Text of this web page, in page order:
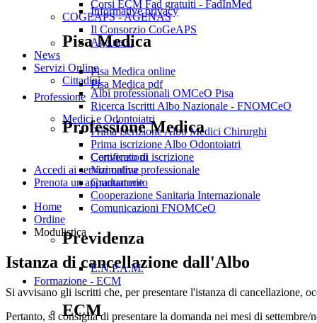
Informative privacy
Pisa Medica
Pisa Medica online
Pisa Medica pdf
Professione
Professione Medica
Convenzioni
Normativa professionale
Graduatorie
Cooperazione Sanitaria Internazionale
Comunicazioni FNOMCeO
Previdenza
E.N.P.A.M.
Formazione - ECM
ECM
Corsi ECM Fad gratuiti - FadInMed
COGEAPS - AGENAS
Il Consorzio CoGeAPS
Age.na.s.
News
Servizi Online
Cittadini
Albi professionali OMCeO Pisa
Ricerca Iscritti Albo Nazionale - FNOMCeO
Medici e Odontoiatri
Prima iscrizione Albo Medici Chirurghi
Prima iscrizione Albo Odontoiatri
Certificato di iscrizione
Accedi ai servizi online
Prenota un appuntamento
Home
Ordine
Modulistica
Istanza di cancellazione dall'Albo
Si avvisano gli iscritti che, per presentare l'istanza di cancellazione,
Pertanto, si consiglia di presentare la domanda nei mesi di